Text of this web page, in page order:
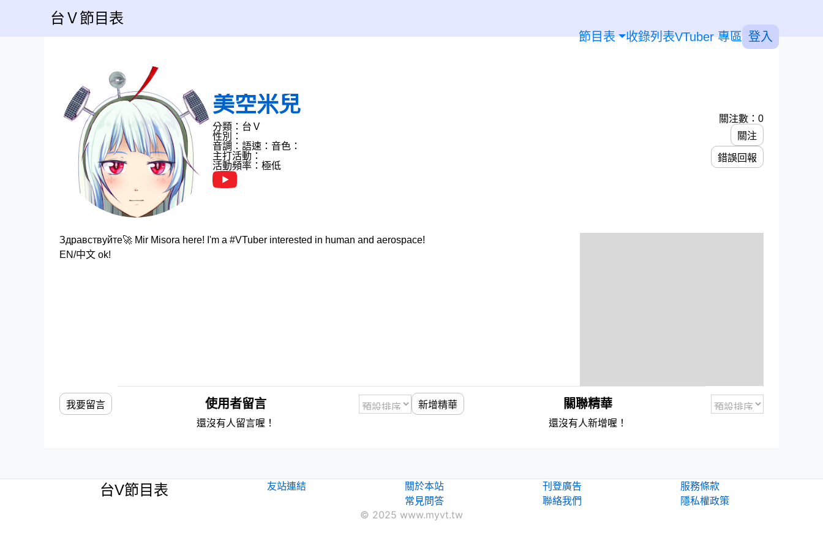
台Ｖ節目表
節目表 收錄列表VTuber 專區 登入
美空米兒
分類：台Ｖ
性別：
音調： 語速： 音色：
主打活動：
活動頻率：極低
關注數：0
關注
錯誤回報
Здравствуйте🚀 Mir Misora here! I'm a #VTuber interested in human and aerospace!
EN/中文 ok!
我要留言 使用者留言
還沒有人留言喔！
新增精華 關聯精華
還沒有人新增喔！
台V節目表 友站連結
關於本站
常見問答
刊登廣告
聯絡我們
服務條款
隱私權政策
© 2025 www.myvt.tw